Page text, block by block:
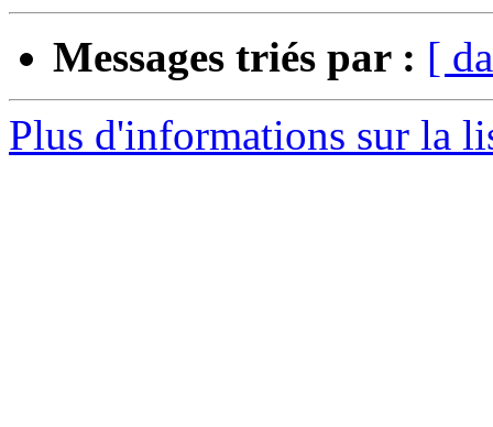
Messages triés par : [
Plus d'informations sur la